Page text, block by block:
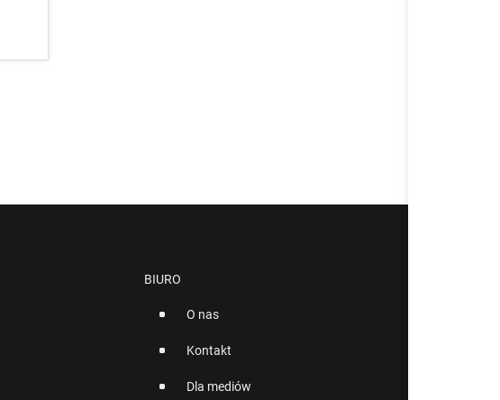
BIURO
O nas
Kontakt
Dla mediów